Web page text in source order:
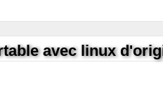
avec linux